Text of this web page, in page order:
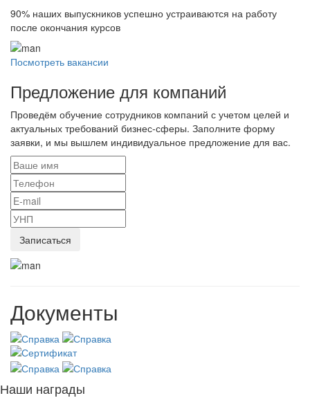
90% наших выпускников успешно устраиваются на работу
после окончания курсов
Посмотреть вакансии
Предложение для компаний
Проведём обучение сотрудников компаний с учетом целей и
актуальных требований бизнес-сферы. Заполните форму
заявки, и мы вышлем индивидуальное предложение для вас.
Документы
Наши награды